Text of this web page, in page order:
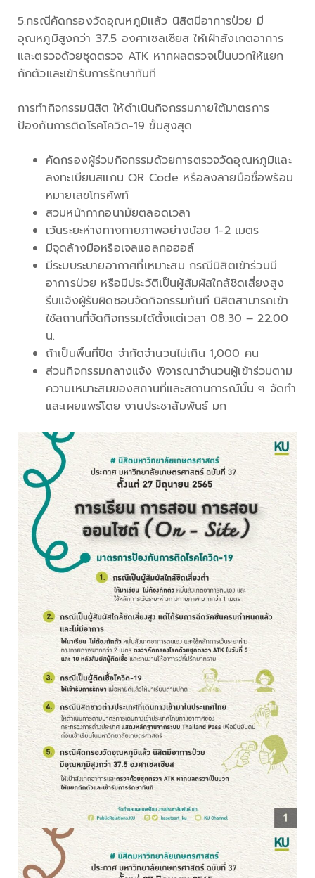
5.กรณีคัดกรองวัดอุณหภูมิแล้ว นิสิตมีอาการป่วย มี
อุณหภูมิสูงกว่า 37.5 องศาเซลเซียส ให้เฝ้าสังเกตอาการ
และตรวจด้วยชุดตรวจ ATK หากผลตรวจเป็นบวกให้แยก
กักตัวและเข้ารับการรักษาทันที
การทำกิจกรรมนิสิต ให้ดำเนินกิจกรรมภายใต้มาตรการ
ป้องกันการติดโรคโควิด-19 ขั้นสูงสุด
คัดกรองผู้ร่วมกิจกรรมด้วยการตรวจวัดอุณหภูมิและ
ลงทะเบียนสแกน QR Code หรือลงลายมือชื่อพร้อม
หมายเลขโทรศัพท์
สวมหน้ากากอนามัยตลอดเวลา
เว้นระยะห่างทางกายภาพอย่างน้อย 1-2 เมตร
มีจุดล้างมือหรือเจลแอลกอฮอล์
มีระบบระบายอากาศที่เหมาะสม กรณีนิสิตเข้าร่วมมี
อาการป่วย หรือมีประวัติเป็นผู้สัมผัสใกล้ชิดเสี่ยงสูง
รีบแจ้งผู้รับผิดชอบจัดกิจกรรมทันที นิสิตสามารถเข้า
ใช้สถานที่จัดกิจกรรมได้ตั้งแต่เวลา 08.30 – 22.00
น.
ถ้าเป็นพื้นที่ปิด จำกัดจำนวนไม่เกิน 1,000 คน
ส่วนกิจกรรมกลางแจ้ง พิจารณาจำนวนผู้เข้าร่วมตาม
ความเหมาะสมของสถานที่และสถานการณ์นั้น ๆ จัดทำ
และเผยแพร่โดย งานประชาสัมพันธ์ มก